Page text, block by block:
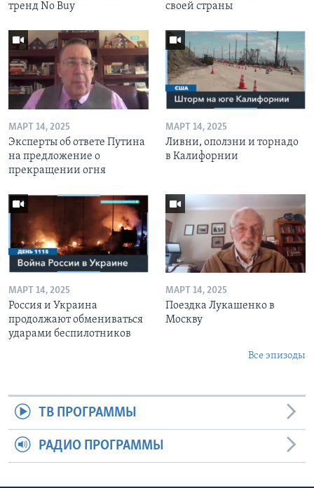
тренд No Buy
своей страны
МАРТ 14, 2025
Эксперты об ответе Путина
на предложение о
прекращении огня
МАРТ 14, 2025
Ливни, оползни и торнадо
в Калифорнии
МАРТ 14, 2025
Россия и Украина
продолжают обмениваться
ударами беспилотников
МАРТ 14, 2025
Поездка Лукашенко в
Москву
Все эпизоды
ТВ ПРОГРАММЫ
РАДИО ПРОГРАММЫ